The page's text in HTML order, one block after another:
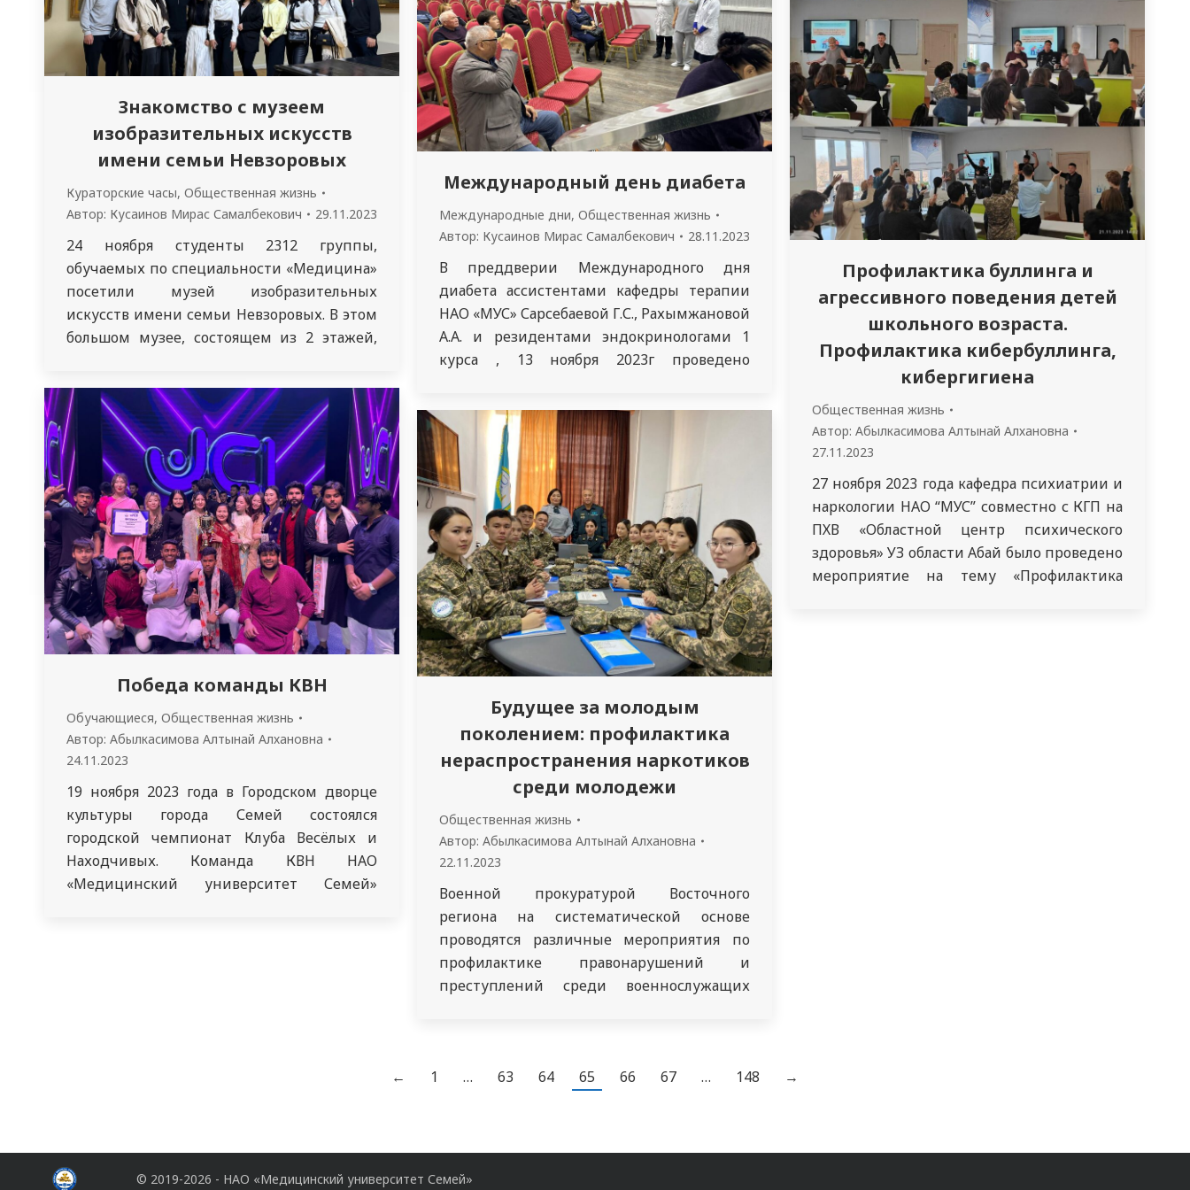
Знакомство с музеем
изобразительных искусств
имени семьи Невзоровых
Кураторские часы, Общественная жизнь
Автор: Кусаинов Мирас Самалбекович 29.11.2023
24 ноября студенты 2312 группы,
обучаемых по специальности «Медицина»
посетили музей изобразительных
искусств имени семьи Невзоровых. В этом
большом музее, состоящем из 2 этажей,
коллекцией художественных ценностей
фонда Казахстана. В музее более 5000
экспонатов различных направлений. В
частности, изобразительное искусство
Казахстана, русское искусство конца XVIII –
начала XX века, западноевропейская
живопись…
Международный день диабета
Международные дни, Общественная жизнь
Автор: Кусаинов Мирас Самалбекович 28.11.2023
В преддверии Международного дня
диабета ассистентами кафедры терапии
НАО «МУС» Сарсебаевой Г.С., Рахымжановой
А.А. и резидентами эндокринологами 1
курса , 13 ноября 2023г проведено
диабетом в медицинском учреждении
«Жан-Ер» . Основная цель Международного
дня борьбы с сахарным диабетом – это
просвещение населения о данном
заболевании, причинах, которые его
вызывают, а…
Профилактика буллинга и
агрессивного поведения детей
школьного возраста.
Профилактика кибербуллинга,
кибергигиена
Общественная жизнь
Автор: Абылкасимова Алтынай Алхановна
27.11.2023
27 ноября 2023 года кафедра психиатрии и
наркологии НАО “МУС” совместно с КГП на
ПХВ «Областной центр психического
здоровья» УЗ области Абай было проведено
мероприятие на тему «Профилактика
Победа команды КВН
Обучающиеся, Общественная жизнь
Автор: Абылкасимова Алтынай Алхановна
24.11.2023
19 ноября 2023 года в Городском дворце
культуры города Семей состоялся
городской чемпионат Клуба Весёлых и
Находчивых. Команда КВН НАО
«Медицинский университет Семей»
Будущее за молодым
поколением: профилактика
нераспространения наркотиков
среди молодежи
Общественная жизнь
Автор: Абылкасимова Алтынай Алхановна
22.11.2023
Военной прокуратурой Восточного
региона на систематической основе
проводятся различные мероприятия по
профилактике правонарушений и
преступлений среди военнослужащих
со студентами группы 3516 школы
«Профилактика и недопущения
← 1 … 63 64 65 66 67 … 148 →
© 2019-2026 - НАО «Медицинский университет Семей»